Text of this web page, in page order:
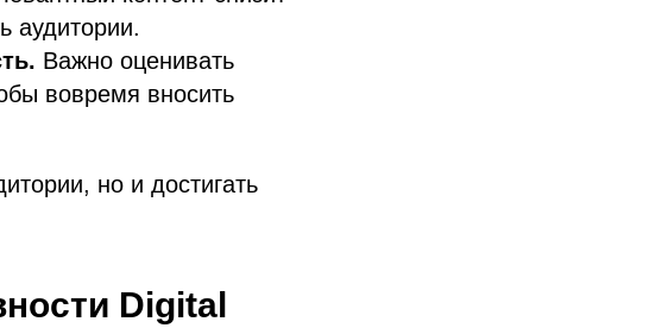
аудитории.
Важно оценивать
вовремя вносить
но и достигать
Digital